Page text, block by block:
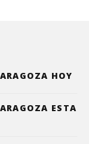
HOY
ESTA